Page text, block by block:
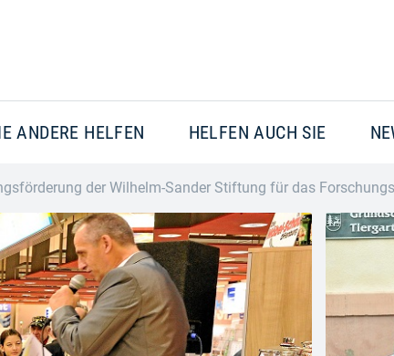
ANDERE HELFEN HELFEN AUCH SIE
der Wilhelm-Sander Stiftung für das
Warning
:
/